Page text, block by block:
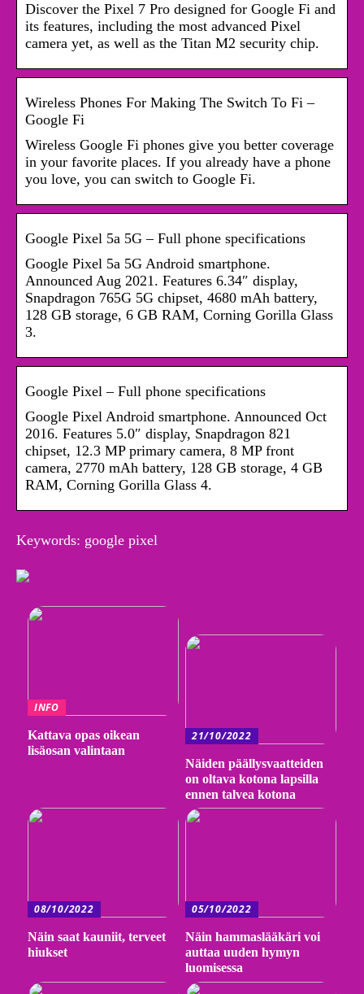
Discover the Pixel 7 Pro designed for Google Fi and
its features, including the most advanced Pixel
camera yet, as well as the Titan M2 security chip.
Wireless Phones For Making The Switch To Fi –
Google Fi
Wireless Google Fi phones give you better coverage
in your favorite places. If you already have a phone
you love, you can switch to Google Fi.
Google Pixel 5a 5G – Full phone specifications
Google Pixel 5a 5G Android smartphone.
Announced Aug 2021. Features 6.34″ display,
Snapdragon 765G 5G chipset, 4680 mAh battery,
128 GB storage, 6 GB RAM, Corning Gorilla Glass
3.
Google Pixel – Full phone specifications
Google Pixel Android smartphone. Announced Oct
2016. Features 5.0″ display, Snapdragon 821
chipset, 12.3 MP primary camera, 8 MP front
camera, 2770 mAh battery, 128 GB storage, 4 GB
RAM, Corning Gorilla Glass 4.
Keywords: google pixel
INFO
Kattava opas oikean
lisäosan valintaan
21/10/2022
Näiden päällysvaatteiden
on oltava kotona lapsilla
ennen talvea kotona
08/10/2022
Näin saat kauniit, terveet
hiukset
05/10/2022
Näin hammaslääkäri voi
auttaa uuden hymyn
luomisessa